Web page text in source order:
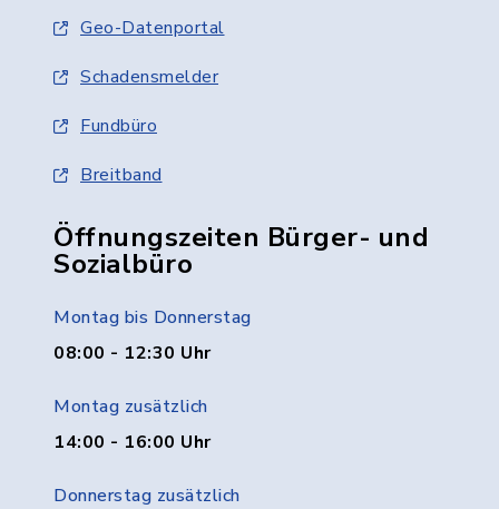
Geo-Datenportal
Schadensmelder
Fundbüro
Breitband
Öffnungszeiten Bürger- und
Sozialbüro
Montag bis Donnerstag
08:00 - 12:30 Uhr
Montag zusätzlich
14:00 - 16:00 Uhr
Donnerstag zusätzlich